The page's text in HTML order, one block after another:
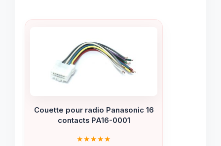
Couette pour radio Panasonic 16
contacts PA16-0001